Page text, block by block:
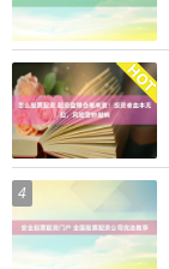
4